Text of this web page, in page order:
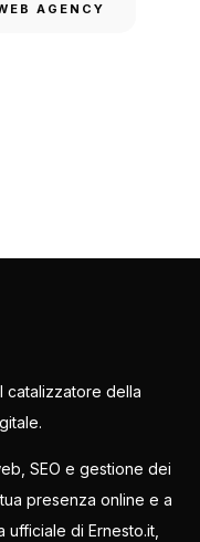
AGENCY
catalizzatore della
SEO e gestione dei
presenza online e a
ufficiale di Ernesto.it,